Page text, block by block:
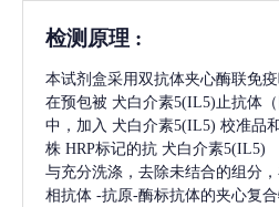
检测原理 :
本试剂盒采用双抗体夹心酶联免
在预包被 犬白介素5(IL5)止抗体
中，加入 犬白介素5(IL5) 校准品
株 HRP标记的抗 犬白介素5(IL5)
与充分洗涤，去除未结合的组分
相抗体 -抗原-酶标抗体的夹心复